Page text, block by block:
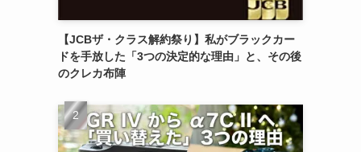
【JCBザ・クラス解約祭り】私がブラックカー
ドを手放した「3つの決定的な理由」と、その後
のクレカ布陣